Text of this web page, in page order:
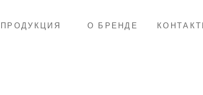
ПРОДУКЦИЯ О БРЕНДЕ